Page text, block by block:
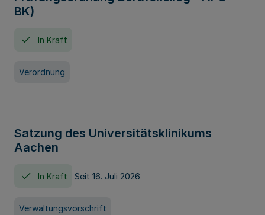
BK)
In Kraft
Verordnung
Satzung des Universitätsklinikums
Aachen
In Kraft Seit 16. Juli 2026
Verwaltungsvorschrift